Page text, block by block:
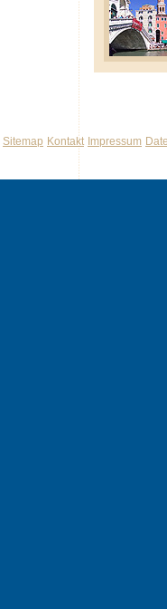
Sitemap Kontakt Impressum